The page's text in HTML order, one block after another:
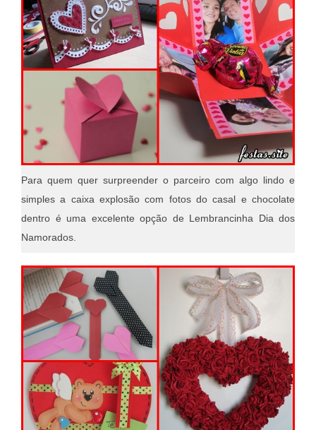
Para quem quer surpreender o parceiro com algo lindo e
simples a caixa explosão com fotos do casal e chocolate
dentro é uma excelente opção de Lembrancinha Dia dos
Namorados.